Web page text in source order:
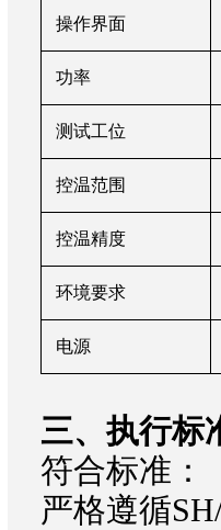
操作界面
功率
测试工位
控温范围
控温精度
环境要求
电源
‌三、执行标
符合标准：
严格遵循SH